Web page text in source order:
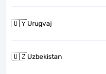
🇺🇾Urugvaj
🇺🇿Uzbekistan